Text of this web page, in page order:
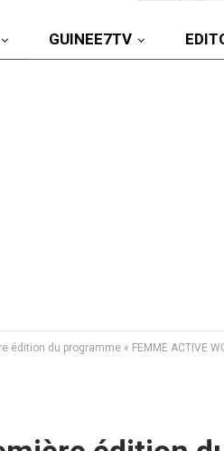
GUINEE7TV
édition du programme « FEMME ACTIVE